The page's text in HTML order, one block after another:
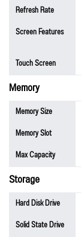
Refresh Rate
Screen Features
Touch Screen
Memory
Memory Size
Memory Slot
Max Capacity
Storage
Hard Disk Drive
Solid State Drive